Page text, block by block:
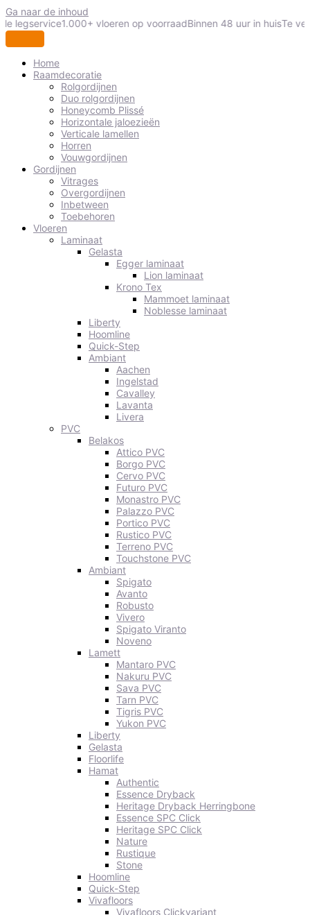
Ga naar de inhoud
legservice1.000+ vloeren op voorraadBinnen 48 uur in huisTe
Home
Raamdecoratie
Rolgordijnen
Duo rolgordijnen
Honeycomb Plissé
Horizontale jaloezieën
Verticale lamellen
Horren
Vouwgordijnen
Gordijnen
Vitrages
Overgordijnen
Inbetween
Toebehoren
Vloeren
Laminaat
Gelasta
Egger laminaat
Lion laminaat
Krono Tex
Mammoet laminaat
Noblesse laminaat
Liberty
Hoomline
Quick-Step
Ambiant
Aachen
Ingelstad
Cavalley
Lavanta
Livera
PVC
Belakos
Attico PVC
Borgo PVC
Cervo PVC
Futuro PVC
Monastro PVC
Palazzo PVC
Portico PVC
Rustico PVC
Terreno PVC
Touchstone PVC
Ambiant
Spigato
Avanto
Robusto
Vivero
Spigato Viranto
Noveno
Lamett
Mantaro PVC
Nakuru PVC
Sava PVC
Tarn PVC
Tigris PVC
Yukon PVC
Liberty
Gelasta
Floorlife
Hamat
Authentic
Essence Dryback
Heritage Dryback Herringbone
Essence SPC Click
Heritage SPC Click
Nature
Rustique
Stone
Hoomline
Quick-Step
Vivafloors
Vivafloors Clickvariant